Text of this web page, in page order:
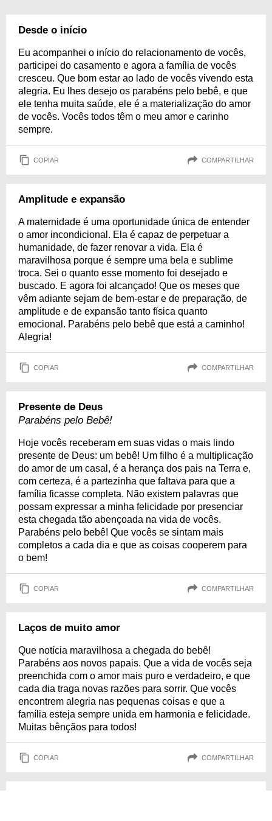
Desde o início
Eu acompanhei o início do relacionamento de vocês,
participei do casamento e agora a família de vocês
cresceu. Que bom estar ao lado de vocês vivendo esta
alegria. Eu lhes desejo os parabéns pelo bebê, e que
ele tenha muita saúde, ele é a materialização do amor
de vocês. Vocês todos têm o meu amor e carinho
sempre.
COPIAR COMPARTILHAR
Amplitude e expansão
A maternidade é uma oportunidade única de entender
o amor incondicional. Ela é capaz de perpetuar a
humanidade, de fazer renovar a vida. Ela é
maravilhosa porque é sempre uma bela e sublime
troca. Sei o quanto esse momento foi desejado e
buscado. E agora foi alcançado! Que os meses que
vêm adiante sejam de bem-estar e de preparação, de
amplitude e de expansão tanto física quanto
emocional. Parabéns pelo bebê que está a caminho!
Alegria!
COPIAR COMPARTILHAR
Presente de Deus
Parabéns pelo Bebê!
Hoje vocês receberam em suas vidas o mais lindo
presente de Deus: um bebê! Um filho é a multiplicação
do amor de um casal, é a herança dos pais na Terra e,
com certeza, é a partezinha que faltava para que a
família ficasse completa. Não existem palavras que
possam expressar a minha felicidade por presenciar
esta chegada tão abençoada na vida de vocês.
Parabéns pelo bebê! Que vocês se sintam mais
completos a cada dia e que as coisas cooperem para
o bem!
COPIAR COMPARTILHAR
Laços de muito amor
Que notícia maravilhosa a chegada do bebê!
Parabéns aos novos papais. Que a vida de vocês seja
preenchida com o amor mais puro e verdadeiro, e que
cada dia traga novas razões para sorrir. Que vocês
encontrem alegria nas pequenas coisas e que a
família esteja sempre unida em harmonia e felicidade.
Muitas bênçãos para todos!
COPIAR COMPARTILHAR